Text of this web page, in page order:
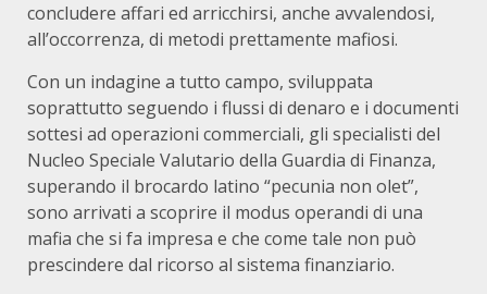
concludere affari ed arricchirsi, anche avvalendosi,
all’occorrenza, di metodi prettamente mafiosi.
Con un indagine a tutto campo, sviluppata
soprattutto seguendo i flussi di denaro e i documenti
sottesi ad operazioni commerciali, gli specialisti del
Nucleo Speciale Valutario della Guardia di Finanza,
superando il brocardo latino “pecunia non olet”,
sono arrivati a scoprire il modus operandi di una
mafia che si fa impresa e che come tale non può
prescindere dal ricorso al sistema finanziario.